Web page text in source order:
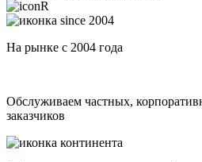
На рынке с 2004 года
Обслуживаем частных,
заказчиков